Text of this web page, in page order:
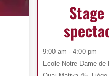
9:00 am - 4:00 pm
Ecole Notre Dame de